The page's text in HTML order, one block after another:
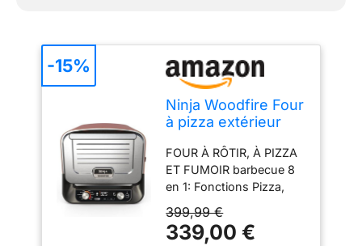
14,6kg. Couleur: orange
foncé DIMENSIONS: H
38cm x L 45,7cm x P
54,6cm environ.
uniquement
Ninja Woodfire Four
à pizza extérieur
OO101EU
FOUR À RÔTIR, À PIZZA
ET FUMOIR barbecue 8
en 1: Fonctions Pizza,
Rôtissoire Max.,
Rôtissoire Gourmet,
Chaleur Dessus, Four,
399,99 €
339,00 €
-15%